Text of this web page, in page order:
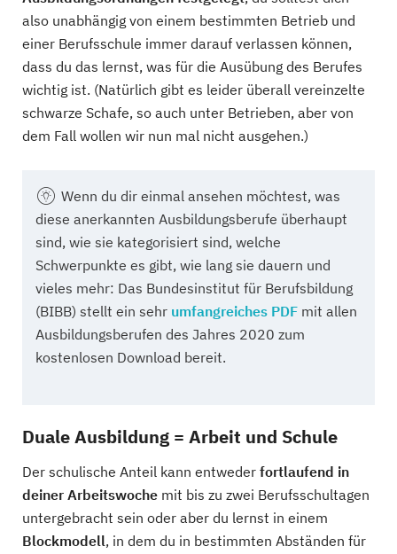
also unabhängig von einem bestimmten Betrieb und
einer Berufsschule immer darauf verlassen können,
dass du das lernst, was für die Ausübung des Berufes
wichtig ist. (Natürlich gibt es leider überall vereinzelte
schwarze Schafe, so auch unter Betrieben, aber von
dem Fall wollen wir nun mal nicht ausgehen.)
Wenn du dir einmal ansehen möchtest, was
diese anerkannten Ausbildungsberufe überhaupt
sind, wie sie kategorisiert sind, welche
Schwerpunkte es gibt, wie lang sie dauern und
vieles mehr: Das Bundesinstitut für Berufsbildung
(BIBB) stellt ein sehr umfangreiches PDF mit allen
Ausbildungsberufen des Jahres 2020 zum
kostenlosen Download bereit.
Duale Ausbildung = Arbeit und Schule
Der schulische Anteil kann entweder fortlaufend in
deiner Arbeitswoche mit bis zu zwei Berufsschultagen
untergebracht sein oder aber du lernst in einem
Blockmodell, in dem du in bestimmten Abständen für